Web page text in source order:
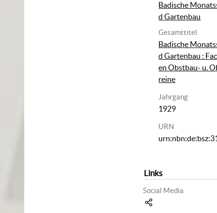
Badische
d Gartenbau
Gesamttitel
Badische
d Gartenbau :
en Obstbau- u.
reine
Jahrgang
1929
URN
Links
Social Media